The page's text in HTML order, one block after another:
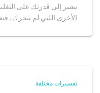
يشير إلى قدرتك على
الأخرى اللتي لم تتحرك،
تفسيرات مختلفة